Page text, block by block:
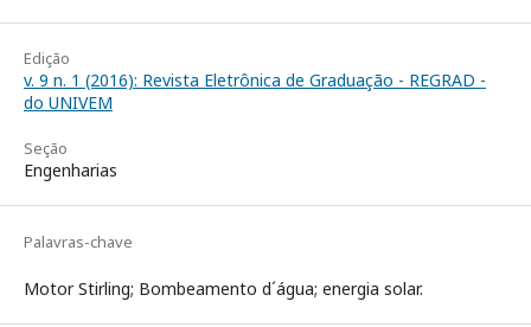
Edição
v. 9 n. 1 (2016): Revista Eletrônica de Graduação - REGRAD -
do UNIVEM
Seção
Engenharias
Palavras-chave
Motor Stirling; Bombeamento d´água; energia solar.